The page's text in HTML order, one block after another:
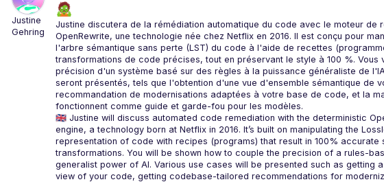
Justine
Gehring
🧟
Justine discutera de la rémédiation automatique du code avec le moteur de
OpenRewrite, une technologie née chez Netflix en 2016. Il est conçu pour
l'arbre sémantique sans perte (LST) du code à l'aide de recettes
transformations de code précises, tout en préservant le style à 100 %. Vous
précision d'un système basé sur des règles à la puissance généraliste de
seront présentés, tels que l'obtention d'une vue d'ensemble sémantique de
recommandation de modernisations adaptées à votre base de code, et la
🇬🇧 Justine will discuss automated code remediation with the deterministic
engine, a technology born at Netflix in 2016. It’s built on manipulating the
representation of code with recipes (programs) that result in 100% accurate
transformations. You will be shown how to couple the precision of a rules-
generalist power of AI. Various use cases will be presented such as getting
view of your code, getting codebase-tailored recommendations for